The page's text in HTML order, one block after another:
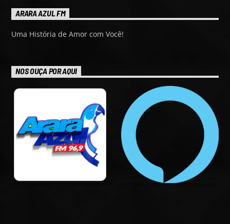
ARARA AZUL FM
Uma História de Amor com Você!
NOS OUÇA POR AQUI